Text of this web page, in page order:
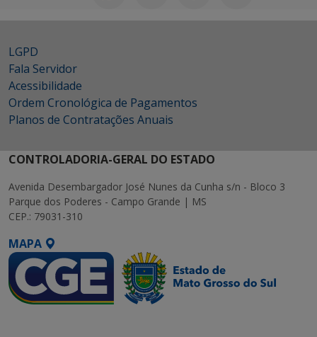
LGPD
Fala Servidor
Acessibilidade
Ordem Cronológica de Pagamentos
Planos de Contratações Anuais
CONTROLADORIA-GERAL DO ESTADO
Avenida Desembargador José Nunes da Cunha s/n - Bloco 3
Parque dos Poderes - Campo Grande | MS
CEP.: 79031-310
MAPA